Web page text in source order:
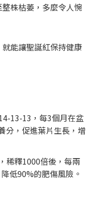
株枯萎，多麼令人惋
能讓聖誕紅保持健康
13-13，每3個月在盆
分，促進葉片生長，增
稀釋1000倍後，每兩
低90%的肥傷風險。